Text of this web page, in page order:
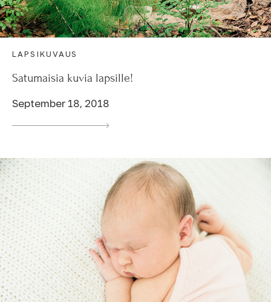
LAPSIKUVAUS
Satumaisia kuvia lapsille!
September 18, 2018